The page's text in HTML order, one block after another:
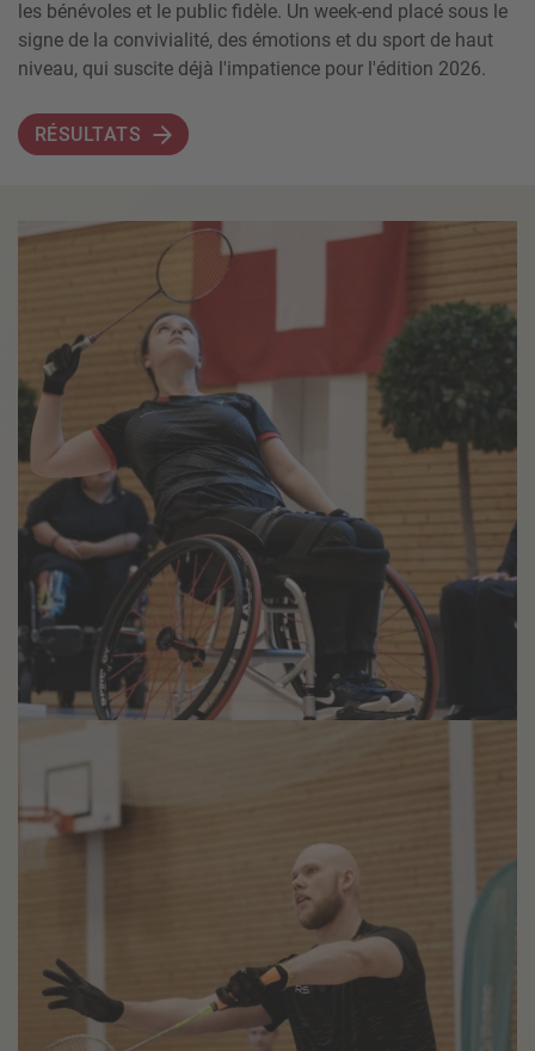
les bénévoles et le public fidèle. Un week-end placé sous le
signe de la convivialité, des émotions et du sport de haut
niveau, qui suscite déjà l'impatience pour l'édition 2026.
RÉSULTATS